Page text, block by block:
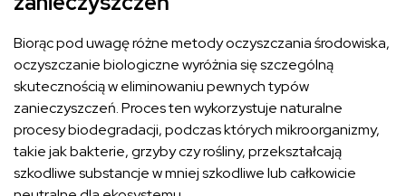
Biorąc pod uwagę różne metody oczyszczania środowiska,
oczyszczanie biologiczne wyróżnia się szczególną
skutecznością w eliminowaniu pewnych typów
zanieczyszczeń. Proces ten wykorzystuje naturalne
procesy biodegradacji, podczas których mikroorganizmy,
takie jak bakterie, grzyby czy rośliny, przekształcają
szkodliwe substancje w mniej szkodliwe lub całkowicie